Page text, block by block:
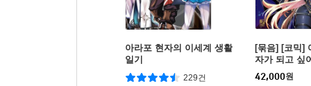
아라포 현자의 이세계 생활
일기
229건
[묶음] [코믹]
자가 되고 싶
미완결)
42,000원